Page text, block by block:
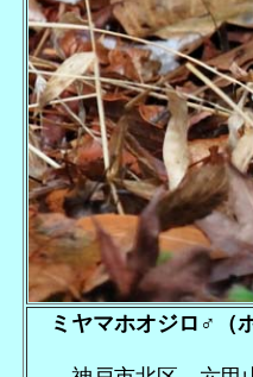
ミヤマホオジロ♂